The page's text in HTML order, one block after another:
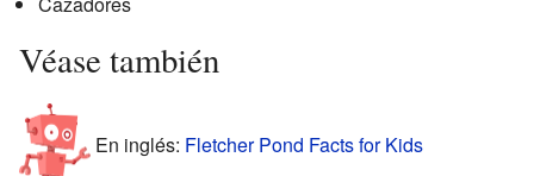
Véase también
En inglés: Fletcher Pond Facts for Kids